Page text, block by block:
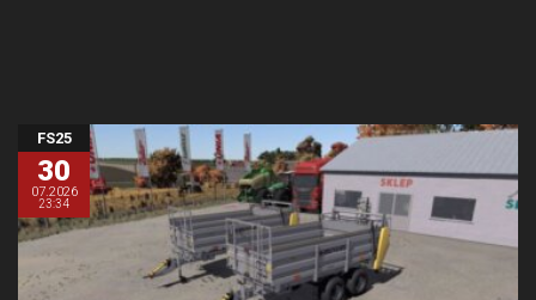
FS25
30
07.2026
23:34